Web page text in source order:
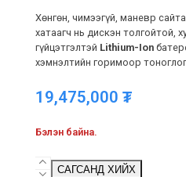
Хөнгөн, чимээгүй, маневр
хатаагч нь дискэн толгойтой,
гүйцэтгэлтэй Lithium-Ion
хэмнэлтийн горимоор
19,475,000 ₮
Бэлэн байна.
BD
САГСАНД ХИЙХ